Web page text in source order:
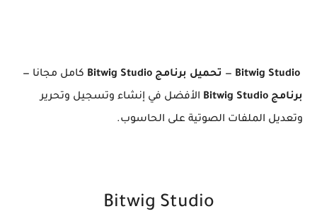
Bitwig Studio
— تحميل برنامج Bitwig Studio
كامل مجانا —
برنامج Bitwig Studio
الأفضل في إنشاء وتسجيل وتحرير
وتعديل الملفات الصوتية على الحاسوب.
Bitwig Studio